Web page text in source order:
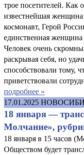
трое посетителей. Как
известнейшая
космонавт, Герой
единственная женщина
Человек очень
раскрывая себя, но
способствовали тому,
приветствовали
подробнее »
17.01.2025
18 января —
Молчание»,
18 января в 15 часов
Обществом будет